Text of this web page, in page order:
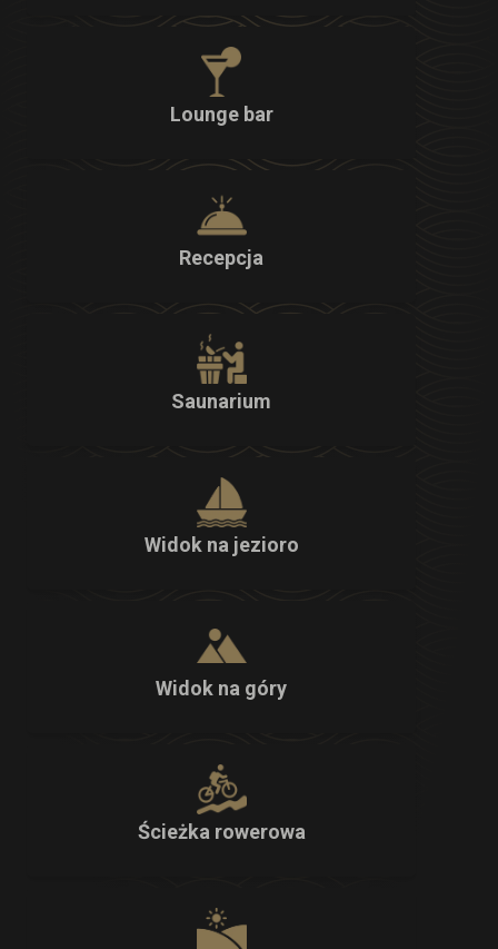
Lounge bar
Recepcja
Saunarium
Widok na jezioro
Widok na góry
Ścieżka rowerowa